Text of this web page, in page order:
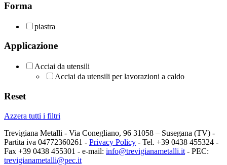
Forma
piastra
Applicazione
Acciai da utensili
Acciai da utensili per lavorazioni a caldo
Reset
Azzera tutti i filtri
Trevigiana Metalli - Via Conegliano, 96 31058 – Susegana (TV) -
Partita iva 04772360261 - Privacy Policy - Tel. +39 0438 455324 -
Fax +39 0438 455301 - e-mail: info@trevigianametalli.it - PEC:
trevigianametalli@pec.it